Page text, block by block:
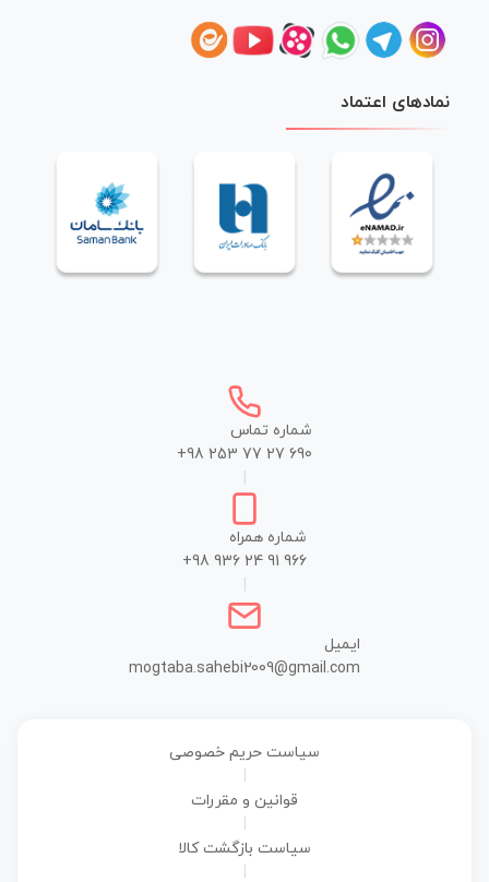
نمادهای اعتماد
شماره تماس
+98 253 77 27 690
شماره همراه
+98 936 24 91 966
ایمیل
mogtaba.sahebi2009@gmail.com
سیاست حریم خصوصی
قوانین و مقررات
سیاست بازگشت کالا